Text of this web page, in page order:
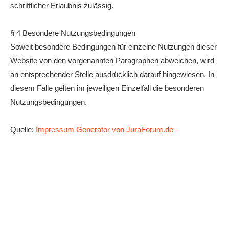
schriftlicher Erlaubnis zulässig.
§ 4 Besondere Nutzungsbedingungen
Soweit besondere Bedingungen für einzelne Nutzungen dieser
Website von den vorgenannten Paragraphen abweichen, wird
an entsprechender Stelle ausdrücklich darauf hingewiesen. In
diesem Falle gelten im jeweiligen Einzelfall die besonderen
Nutzungsbedingungen.
Quelle: Impressum Generator von JuraForum.de